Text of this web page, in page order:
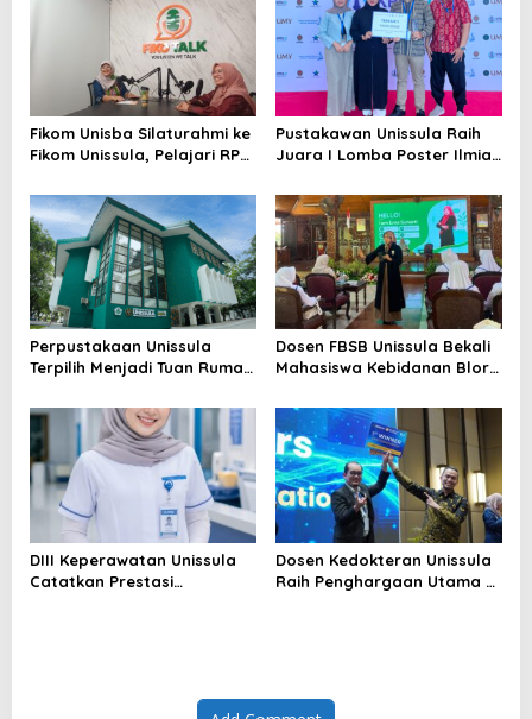
Fikom Unisba Silaturahmi ke
Fikom Unissula, Pelajari RPL
Laboratorium Unggulan
Pustakawan Unissula Raih
Juara I Lomba Poster Ilmiah
Perpustakaan Unissula
Terpilih Menjadi Tuan Rumah
Dosen FBSB Unissula Bekali
Mahasiswa Kebidanan Blora
Public Speaking
DIII Keperawatan Unissula
Catatkan Prestasi
Dosen Kedokteran Unissula
Raih Penghargaan Utama di